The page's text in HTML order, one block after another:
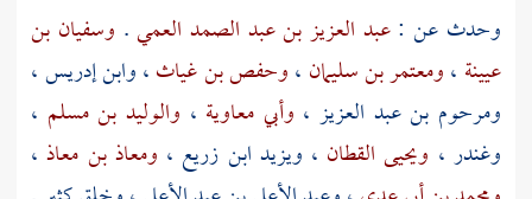
وحدث عن :عبد العزيز بن عبد الصمد العمي. وسفيان بن
عيينة ،ومعتمر بن سليمان ،وحفص بن غياث،وابن إدريس،
ومرحوم بن عبد العزيز ، وأبي معاوية ، والوليد بن مسلم ،
وغندر ، ويحيى القطان ، ويزيد ابن زريع ، ومعاذ بن معاذ ،